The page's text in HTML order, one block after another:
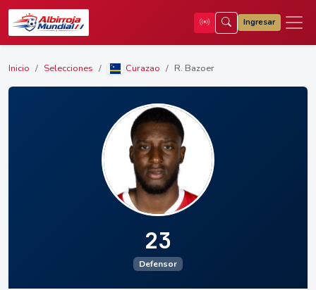
Ingresar
Inicio Selecciones Curazao R. Bazoer
23
Defensor